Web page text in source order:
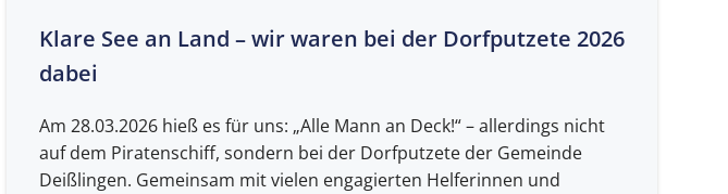
Klare See an Land – wir waren bei der Dorfputzete 2026
dabei
Am 28.03.2026 hieß es für uns: „Alle Mann an Deck!“ – allerdings nicht
auf dem Piratenschiff, sondern bei der Dorfputzete der Gemeinde
Deißlingen. Gemeinsam mit vielen engagierten Helferinnen und